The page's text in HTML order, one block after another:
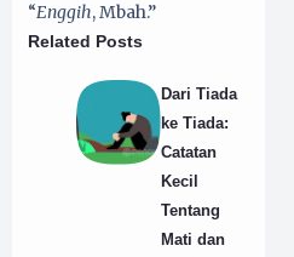
“Enggih, Mbah.”
Related Posts
Dari Tiada
ke Tiada:
Catatan
Kecil
Tentang
Mati dan